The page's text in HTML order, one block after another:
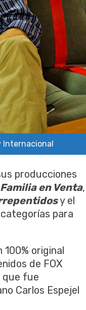
Internacional
producciones
Familia en Venta,
y el
para
original
de FOX
que fue
Carlos Espejel